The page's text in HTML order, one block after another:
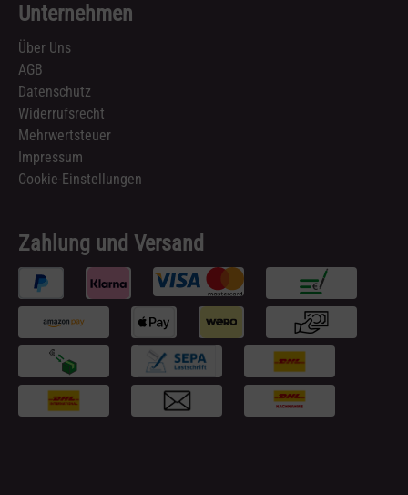
Unternehmen
Über Uns
AGB
Datenschutz
Widerrufsrecht
Mehrwertsteuer
Impressum
Cookie-Einstellungen
Zahlung und Versand